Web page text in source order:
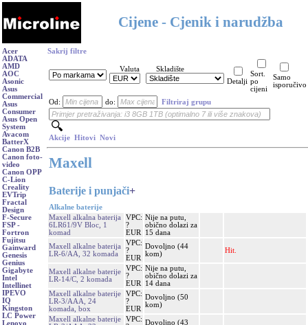
Cijene - Cjenik i narudžba
Acer
ADATA
AMD
AOC
Asonic
Asus
Commercial
Asus
Consumer
Asus Open
System
Avacom
BatterX
Canon B2B
Canon foto-
video
Canon OPP
C-Lion
Creality
EVTrip
Fractal
Design
F-Secure
FSP -
Fortron
Fujitsu
Gainward
Genesis
Genius
Gigabyte
Intel
Intellinet
IPEVO
IQ
Kingston
LC Power
Lenovo
Sakrij filtre
Valuta
Skladište
Detalji
Sort.
po
cijeni
Samo
isporučivo
Od: do: Filtriraj grupu
Akcije Hitovi Novi
Maxell
Baterije i punjači+
Alkalne baterije
Maxell alkalna baterija
6LR61/9V Bloc, 1
komad
VPC:
?
EUR
Nije na putu,
obično dolazi za
15 dana
Maxell alkalne baterija
LR-6/AA, 32 komada
VPC:
?
EUR
Dovoljno (44
kom)
Hit.
Maxell alkalne baterije
LR-14/C, 2 komada
VPC:
?
EUR
Nije na putu,
obično dolazi za
14 dana
Maxell alkalne baterije
LR-3/AAA, 24
komada, box
VPC:
?
EUR
Dovoljno (50
kom)
Maxell alkalne baterije
VPC: Dovoljno (43